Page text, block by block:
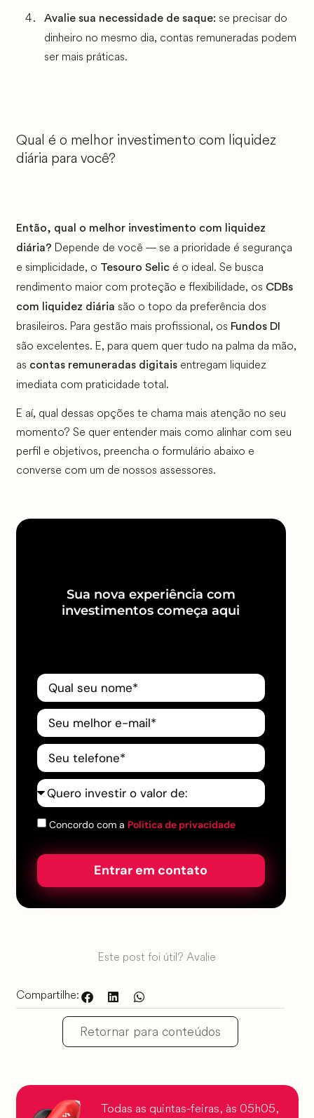
Avalie sua necessidade de saque: se precisar do
dinheiro no mesmo dia, contas remuneradas podem
ser mais práticas.
Qual é o melhor investimento com liquidez
diária para você?
Então, qual o melhor investimento com liquidez
diária? Depende de você — se a prioridade é segurança
e simplicidade, o Tesouro Selicé o ideal. Se busca
rendimento maior com proteção e flexibilidade, os CDBs
com liquidez diária são o topo da preferência dos
brasileiros. Para gestão mais profissional, os Fundos DI
são excelentes. E, para quem quer tudo na palma da mão,
as contas remuneradas digitaisentregam liquidez
imediata com praticidade total.
E aí, qual dessas opções te chama mais atenção no seu
momento? Se quer entender mais como alinhar com seu
perfil e objetivos, preencha o formulário abaixo e
converse com um de nossos assessores.
Sua nova experiência com
investimentos começa aqui
Concordo com a Política de privacidade
Entrar em contato
Este post foi útil? Avalie
Compartilhe:
Retornar para conteúdos
Todas as quintas-feiras, às 05h05,